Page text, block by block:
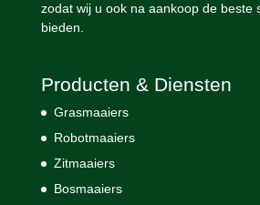
zodat wij u ook na aankoop de beste
bieden.
Producten & Diensten
Grasmaaiers
Robotmaaiers
Zitmaaiers
Bosmaaiers